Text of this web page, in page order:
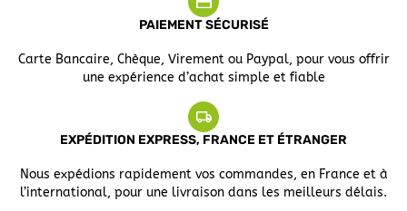
PAIEMENT SÉCURISÉ
Carte Bancaire, Chèque, Virement ou Paypal, pour vous offrir
une expérience d’achat simple et fiable
EXPÉDITION EXPRESS, FRANCE ET ÉTRANGER
Nous expédions rapidement vos commandes, en France et à
l’international, pour une livraison dans les meilleurs délais.